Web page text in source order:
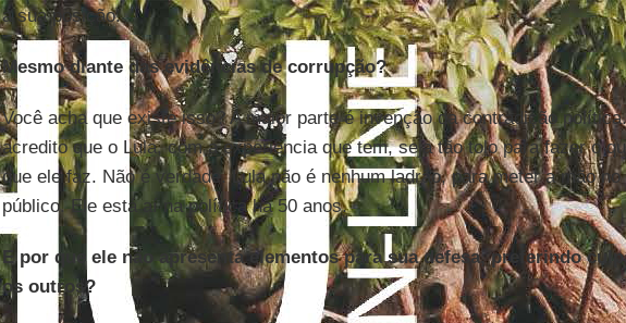
a sua posição.
Mesmo diante das evidências de corrupção?
Você acha que existe isso? A maior parte é invenção da contradição
acredito que o Lula, com a experiência que tem, seja tão tolo para fazer o
que ele faz. Não é verdade. Lula não é nenhum ladrão, para meter a mão no
público. Ele está aí na política há 50 anos.
E por que ele não apresenta elementos para sua defesa, preferindo
os outros?